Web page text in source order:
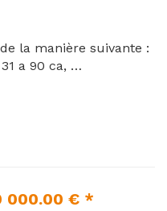
la manière suivante :
a 90 ca,
000.00 € *